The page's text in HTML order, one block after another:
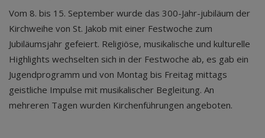
Vom 8. bis 15. September wurde das 300-Jahr-jubiläum der
Kirchweihe von St. Jakob mit einer Festwoche zum
Jubiläumsjahr gefeiert. Religiöse, musikalische und kulturelle
Highlights wechselten sich in der Festwoche ab, es gab ein
Jugendprogramm und von Montag bis Freitag mittags
geistliche Impulse mit musikalischer Begleitung. An
mehreren Tagen wurden Kirchenführungen angeboten.